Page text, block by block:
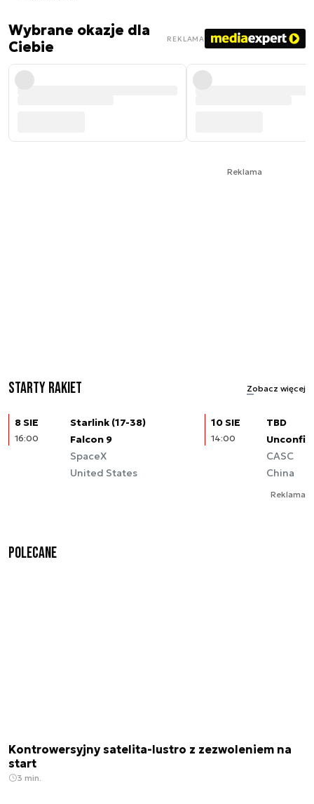
Wybrane okazje dla
Ciebie
REKLAMA
Reklama
Starty rakiet Zobacz więcej
8 SIE
16:00
Starlink (17-38)
Falcon 9
SpaceX
United States
10 SIE
14:00
TBD
CASC
China
Reklama
Polecane
Kontrowersyjny satelita-lustro z zezwoleniem na
start
3 min.